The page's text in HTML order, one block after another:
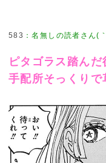
583 ：名無しの読者さん(
ピタゴラス踏ん
手配所そっくりで